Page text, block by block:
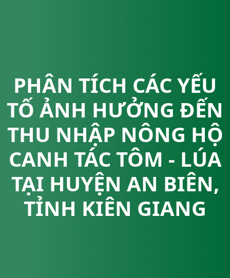
PHÂN TÍCH CÁC YẾU
TỐ ẢNH HƯỞNG ĐẾN
THU NHẬP NÔNG HỘ
CANH TÁC TÔM - LÚA
TẠI HUYỆN AN BIÊN,
TỈNH KIÊN GIANG